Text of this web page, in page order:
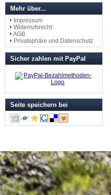
Mehr über...
Impressum
Widerrufsrecht
AGB
Privatsphäre und Datenschutz
Sicher zahlen mit PayPal
Seite speichern bei